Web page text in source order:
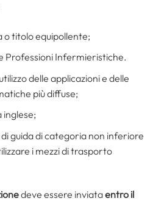
o titolo equipollente;
Professioni Infermieristiche.
delle applicazioni e delle
più diffuse;
inglese;
guida di categoria non inferiore
i mezzi di trasporto
deve essere inviataentro il